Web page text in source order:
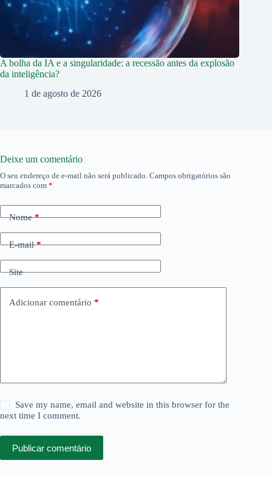
A bolha da IA e a singularidade: a recessão antes da explosão
da inteligência?
1 de agosto de 2026
Deixe um comentário
O seu endereço de e-mail não será publicado. Campos obrigatórios são
marcados com *
Nome*
E-mail*
Site
Adicionar comentário *
Save my name, email and website in this browser for the
next time I comment.
Publicar comentário